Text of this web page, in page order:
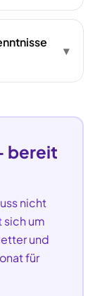
▾
bereit
nicht
um
und
für